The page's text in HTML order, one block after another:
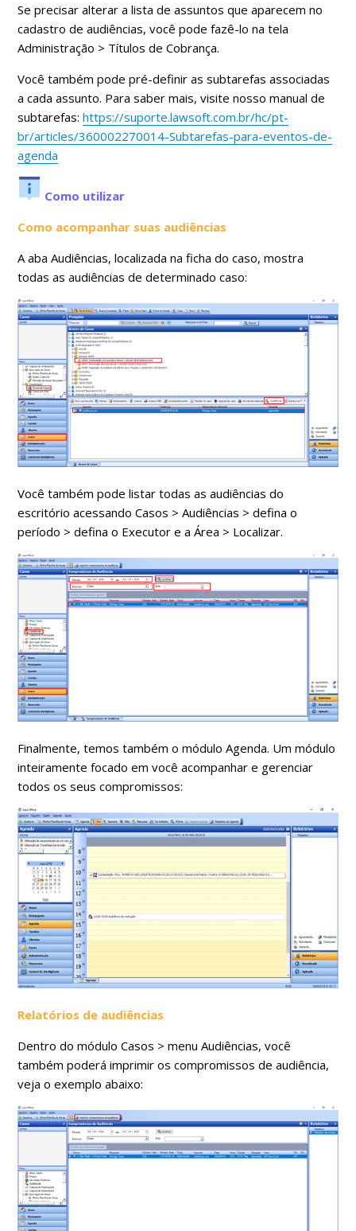
Se precisar alterar a lista de assuntos que aparecem no
cadastro de audiências, você pode fazê-lo na tela
Administração > Títulos de Cobrança.
Você também pode pré-definir as subtarefas associadas
a cada assunto. Para saber mais, visite nosso manual de
subtarefas:https://suporte.lawsoft.com.br/hc/pt-
br/articles/360002270014-Subtarefas-para-eventos-de-
agenda
Como utilizar
Como acompanhar suas audiências
A aba Audiências, localizada na ficha do caso, mostra
todas as audiências de determinado caso:
Você também pode listar todas as audiências do
escritório acessando Casos > Audiências > defina o
período > defina o Executor e a Área > Localizar.
Finalmente, temos também o módulo Agenda. Um módulo
inteiramente focado em você acompanhar e gerenciar
todos os seus compromissos:
Relatórios de audiências
Dentro do módulo Casos > menu Audiências, você
também poderá imprimir os compromissos de audiência,
veja o exemplo abaixo: